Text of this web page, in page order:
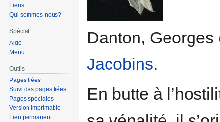
Danton,
Jacobins.
En butte à
Liens
Qui sommes-nous?
Spécial
Aide
Menu
Outils
Pages liées
Suivi des pages liées
Pages spéciales
Version imprimable
Lien permanent